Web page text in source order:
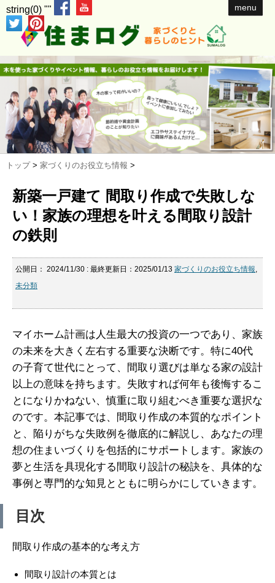
string(0) "" menu
トップ > 家づくりのお役立ち情報 >
新築一戸建て 間取り作成で失敗しな
い！家族の理想を叶える間取り設計
の鉄則
公開日： 2024/11/30 : 最終更新日：2025/01/13 家づくりのお役立ち情報,
未分類
マイホーム計画は人生最大の投資の一つであり、家族
の未来を大きく左右する重要な決断です。特に40代
の子育て世代にとって、間取り選びは単なる家の設計
以上の意味を持ちます。失敗すれば何年も後悔するこ
とになりかねない、慎重に取り組むべき重要な選択な
のです。本記事では、間取り作成の本質的なポイント
と、陥りがちな失敗例を徹底的に解説し、あなたの理
想の住まいづくりを包括的にサポートします。家族の
夢と生活を具現化する間取り設計の秘訣を、具体的な
事例と専門的な知見とともに明らかにしていきます。
目次
間取り作成の基本的な考え方
間取り設計の本質とは